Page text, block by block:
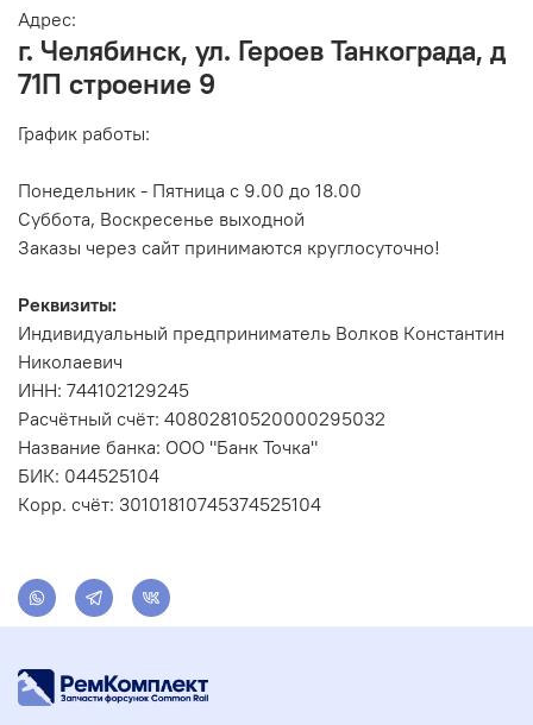
Адрес:
г. Челябинск, ул. Героев Танкограда, д
71П строение 9
График работы:
Понедельник - Пятница с 9.00 до 18.00
Суббота, Воскресенье выходной
Заказы через сайт принимаются круглосуточно!
Реквизиты:
Индивидуальный предприниматель Волков Константин
Николаевич
ИНН: 744102129245
Расчётный счёт: 40802810520000295032
Название банка: ООО "Банк Точка"
БИК: 044525104
Корр. счёт: 30101810745374525104